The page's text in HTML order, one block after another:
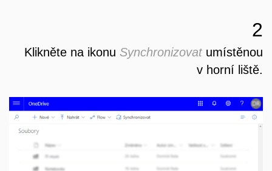
2
Klikněte na ikonu Synchronizovat umístěnou
v horní liště.